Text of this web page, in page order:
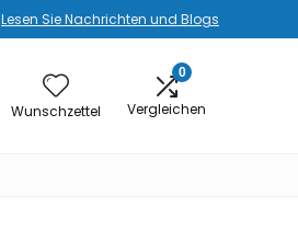
Lesen Sie Nachrichten und Blogs
Wunschzettel
0
Vergleichen